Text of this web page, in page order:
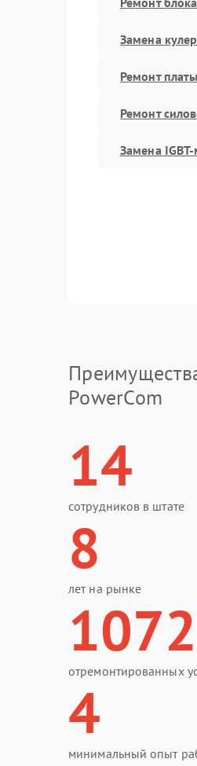
Замена
Ремонт
Ремонт
Замена
PowerCom
14
сотрудников в штате
8
лет на рынке
1072
отремонтированных
4
минимальный опыт